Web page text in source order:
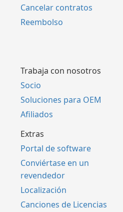
Cancelar contratos
Reembolso
Trabaja con nosotros
Socio
Soluciones para OEM
Afiliados
Extras
Portal de software
Conviértase en un
revendedor
Localización
Canciones de Licencias